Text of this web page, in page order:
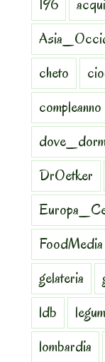
196
cheto
compleanno
DrOetker
FoodMedia
gelateria
ldb
lombardia